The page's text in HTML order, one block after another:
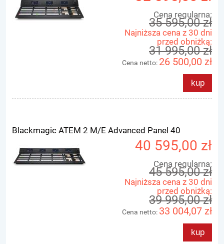
Cena regularna:
35 595,00 zł
Najniższa cena z 30 dni
przed obniżką:
31 995,00 zł
Cena netto: 26 500,00 zł
kup
Blackmagic ATEM 2 M/E Advanced Panel 40
40 595,00 zł
Cena regularna:
45 595,00 zł
Najniższa cena z 30 dni
przed obniżką:
39 995,00 zł
Cena netto: 33 004,07 zł
kup